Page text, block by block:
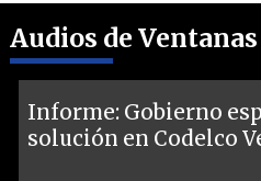
Audios de Ventanas
Informe: Gobierno
solución en Codelco